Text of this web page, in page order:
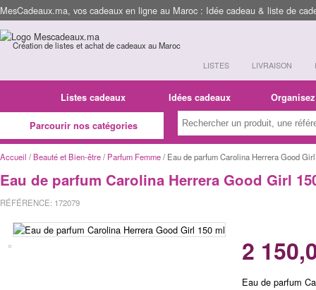
MesCadeaux.ma, vos cadeaux en ligne au Maroc : Idée cadeau & liste de
Création de listes et achat de cadeaux au Maroc
LISTES LIVRAISON
Listes cadeaux Idées cadeaux
Parcourir nos catégories
Accueil /Beauté et Bien-être/ Parfum Femme/ Eau de parfum Carolina Herrera Good
Eau de parfum Carolina Herrera Good Girl
RÉFÉRENCE: 172079
2
Eau de parfum